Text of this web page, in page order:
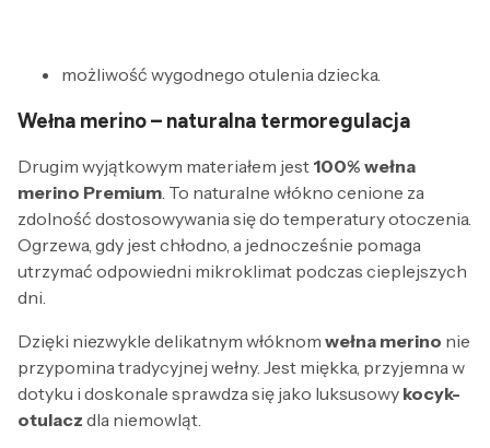
możliwość wygodnego otulenia dziecka.
Wełna merino– naturalna termoregulacja
Drugim wyjątkowym materiałem jest 100% wełna
merino Premium. To naturalne włókno cenione za
zdolność dostosowywania się do temperatury otoczenia.
Ogrzewa, gdy jest chłodno, a jednocześnie pomaga
utrzymać odpowiedni mikroklimat podczas cieplejszych
dni.
Dzięki niezwykle delikatnym włóknom wełna merino nie
przypomina tradycyjnej wełny. Jest miękka, przyjemna w
dotyku i doskonale sprawdza się jako luksusowy kocyk-
otulacz dla niemowląt.